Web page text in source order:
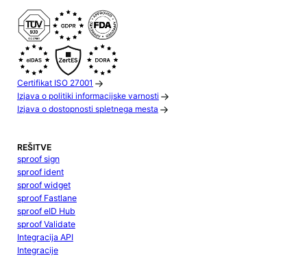
Certifikat ISO 27001
Izjava o politiki informacijske varnosti
Izjava o dostopnosti spletnega mesta
REŠITVE
sproof sign
sproof ident
sproof widget
sproof Fastlane
sproof eID Hub
sproof Validate
Integracija API
Integracije